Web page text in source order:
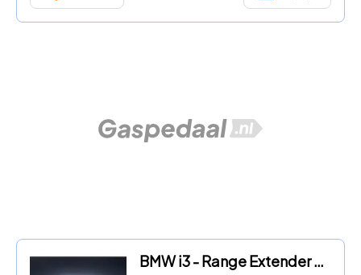
BMW i3 - Range Extender Comfort Advance